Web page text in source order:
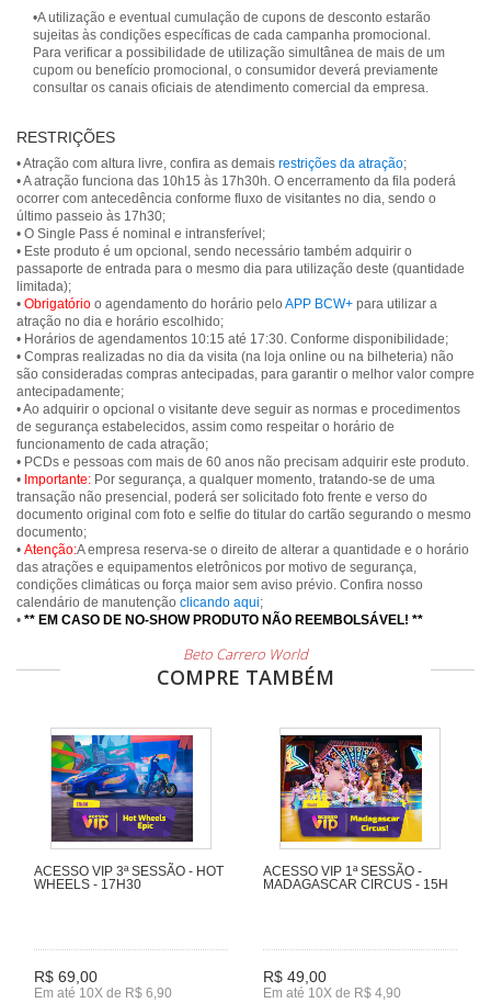
•A utilização e eventual cumulação de cupons de desconto estarão
sujeitas às condições específicas de cada campanha promocional.
Para verificar a possibilidade de utilização simultânea de mais de um
cupom ou benefício promocional, o consumidor deverá previamente
consultar os canais oficiais de atendimento comercial da empresa.
RESTRIÇÕES
• Atração com altura livre, confira as demais restrições da atração;
• A atração funciona das 10h15 às 17h30h. O encerramento da fila poderá
ocorrer com antecedência conforme fluxo de visitantes no dia, sendo o
último passeio às 17h30;
• O Single Pass é nominal e intransferível;
• Este produto é um opcional, sendo necessário também adquirir o
passaporte de entrada para o mesmo dia para utilização deste (quantidade
limitada);
• Obrigatório o agendamento do horário pelo APP BCW+ para utilizar a
atração no dia e horário escolhido;
• Horários de agendamentos 10:15 até 17:30. Conforme disponibilidade;
• Compras realizadas no dia da visita (na loja online ou na bilheteria) não
são consideradas compras antecipadas, para garantir o melhor valor compre
antecipadamente;
• Ao adquirir o opcional o visitante deve seguir as normas e procedimentos
de segurança estabelecidos, assim como respeitar o horário de
funcionamento de cada atração;
• PCDs e pessoas com mais de 60 anos não precisam adquirir este produto.
• Importante: Por segurança, a qualquer momento, tratando-se de uma
transação não presencial, poderá ser solicitado foto frente e verso do
documento original com foto e selfie do titular do cartão segurando o mesmo
documento;
• Atenção:A empresa reserva-se o direito de alterar a quantidade e o horário
das atrações e equipamentos eletrônicos por motivo de segurança,
condições climáticas ou força maior sem aviso prévio. Confira nosso
calendário de manutenção clicando aqui;
• ** EM CASO DE NO-SHOW PRODUTO NÃO REEMBOLSÁVEL! **
Beto Carrero World
COMPRE TAMBÉM
ACESSO VIP 3ª SESSÃO - HOT
WHEELS - 17H30
R$ 69,00
Em até 10X de R$ 6,90
ACESSO VIP 1ª SESSÃO -
MADAGASCAR CIRCUS - 15H
R$ 49,00
Em até 10X de R$ 4,90